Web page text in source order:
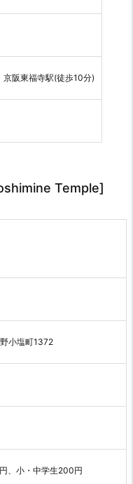
阪東福寺駅(徒歩10分)
Temple]
小塩町1372
、小・中学生200円